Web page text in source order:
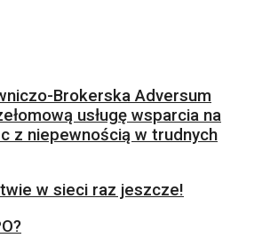
Brokerska Adversum
usługę wsparcia na
z niepewnością w trudnych
w sieci raz jeszcze!